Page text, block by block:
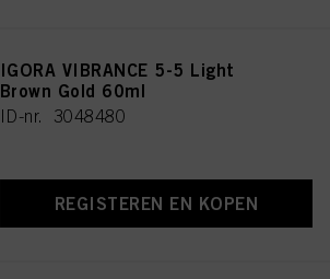
IGORA VIBRANCE 5-5 Light
Brown Gold 60ml
ID-nr. 3048480
REGISTEREN EN KOPEN